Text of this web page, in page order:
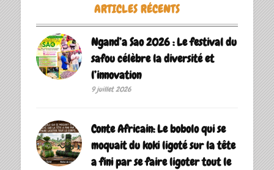
ARTICLES RÉCENTS
Ngand’a Sao 2026 : Le festival du
safou célèbre la diversité et
l’innovation
9 juillet 2026
Conte Africain: Le bobolo qui se
moquait du koki ligoté sur la tête
a fini par se faire ligoter tout le